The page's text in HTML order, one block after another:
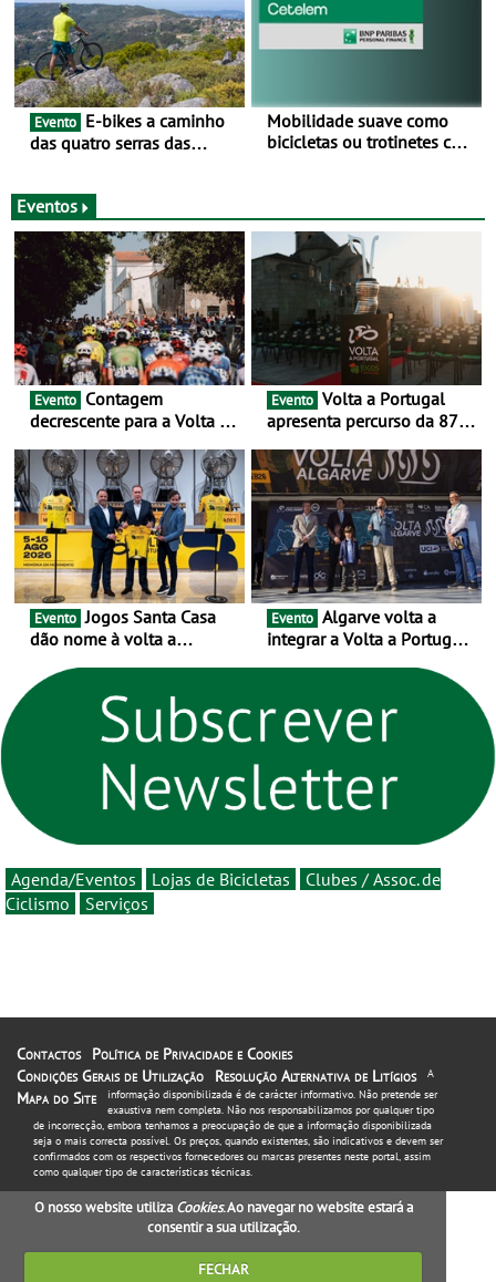
Evento
das quatro serras das
e 10 de Junho
Mobilidade suave como
bicicletas ou trotinetes com
usam os automóveis
exclusivamente em áreas
urbanas
Eventos
Evento
decrescente para a Volta a
as 17 equipas de 2026
Evento
apresenta percurso da 87.ª
novo ciclo rumo ao
centenário
Evento Jogos Santa Casa
dão nome à volta a
um novo ciclo da prova
rumo ao centenário - Volta
a Portugal em Bicicleta
estará na estrada entre 5 e
16 de agosto
Evento
integrar a Volta a Portugal
Agenda/Eventos Lojas de Bicicletas
Clubes / Assoc. de
Ciclismo
Serviços
Contactos
Política de Privacidade e Cookies
Condições Gerais de Utilização
Resolução Alternativa de Litígios
Mapa do Site
A
informação disponibilizada é de carácter informativo. Não pretende ser
exaustiva nem completa. Não nos responsabilizamos por qualquer tipo
de incorrecção, embora tenhamos a preocupação de que a informação disponibilizada
seja o mais correcta possível. Os preços, quando existentes, são indicativos e devem ser
confirmados com os respectivos fornecedores ou marcas presentes neste portal, assim
como qualquer tipo de características técnicas.
O nosso website utiliza Cookies. Ao navegar no website estará a
consentir a sua utilização.
FECHAR